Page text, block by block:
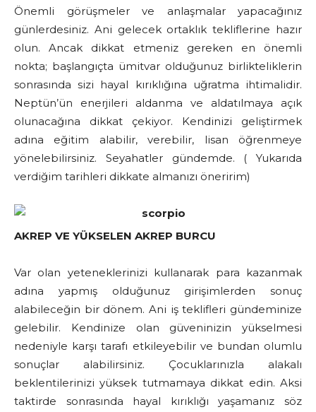
Önemli görüşmeler ve anlaşmalar yapacağınız
günlerdesiniz. Ani gelecek ortaklık tekliflerine hazır
olun. Ancak dikkat etmeniz gereken en önemli
nokta; başlangıçta ümitvar olduğunuz birlikteliklerin
sonrasında sizi hayal kırıklığına uğratma ihtimalidir.
Neptün’ün enerjileri aldanma ve aldatılmaya açık
olunacağına dikkat çekiyor. Kendinizi geliştirmek
adına eğitim alabilir, verebilir, lisan öğrenmeye
yönelebilirsiniz. Seyahatler gündemde. ( Yukarıda
verdiğim tarihleri dikkate almanızı öneririm)
AKREP VE YÜKSELEN AKREP BURCU
Var olan yeteneklerinizi kullanarak para kazanmak
adına yapmış olduğunuz girişimlerden sonuç
alabileceğin bir dönem. Ani iş teklifleri gündeminize
gelebilir. Kendinize olan güveninizin yükselmesi
nedeniyle karşı tarafı etkileyebilir ve bundan olumlu
sonuçlar alabilirsiniz. Çocuklarınızla alakalı
beklentilerinizi yüksek tutmamaya dikkat edin. Aksi
taktirde sonrasında hayal kırıklığı yaşamanız söz